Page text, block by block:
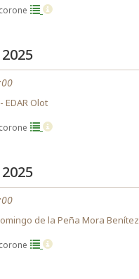
EDAR Olot
de la Peña Mora Benítez